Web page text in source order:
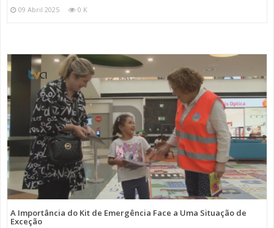
09 Abril 2025 0 K
A Importância do Kit de Emergência Face a Uma Situação de
Exceção